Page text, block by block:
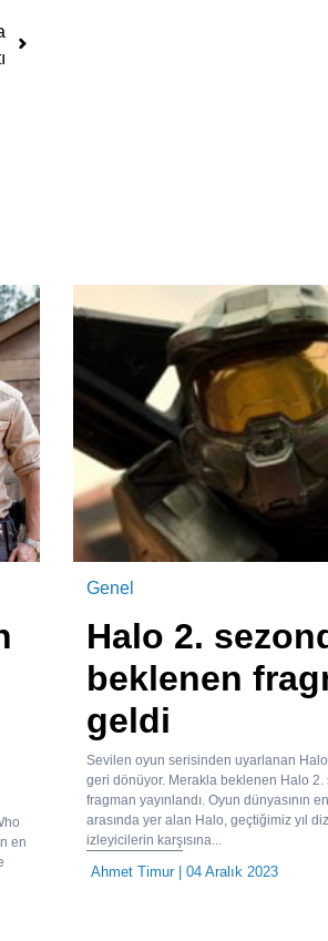
en
Genel
Halo 2.
beklenen
geldi
Sevilen oyun serisinden uyarlanan
geri dönüyor. Merakla beklenen Halo 2.
fragman yayınlandı. Oyun dünyasının
arasında yer alan Halo, geçtiğimiz yıl
izleyicilerin karşısına...
Ahmet Timur| 04 Aralık 2023